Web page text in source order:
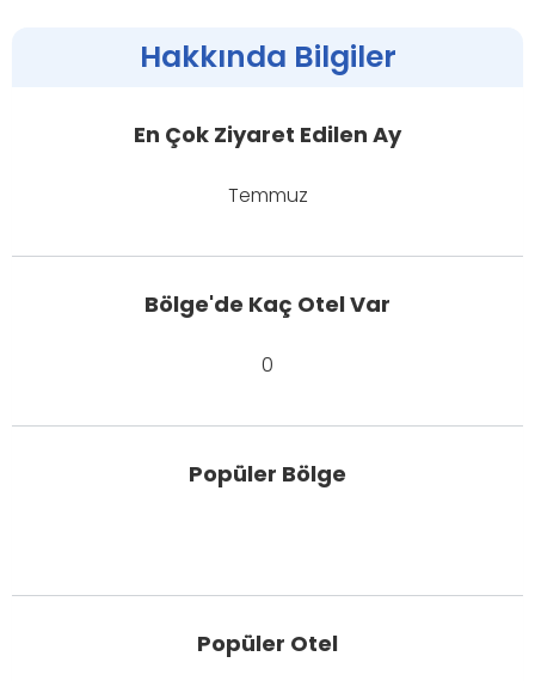
Hakkında Bilgiler
En Çok Ziyaret Edilen Ay
Temmuz
Bölge'de Kaç Otel Var
0
Popüler Bölge
Popüler Otel